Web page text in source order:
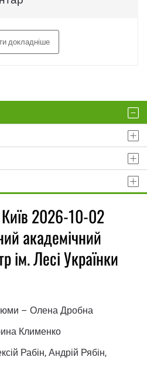
докладніше
2026-10-02
академічний
ім. Лесі Українки
– Олена Дробна
Клименко
Рабін, Андрій Рябін,